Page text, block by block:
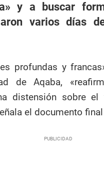
y a buscar
varios días
profundas y
de Aqaba,
distensión sobre el
el documento